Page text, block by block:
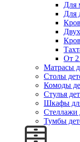
Для
Для
От 2
Матрасы
Столы
Комоды
Стулья
Шкафы
Стеллажи
Тумбы